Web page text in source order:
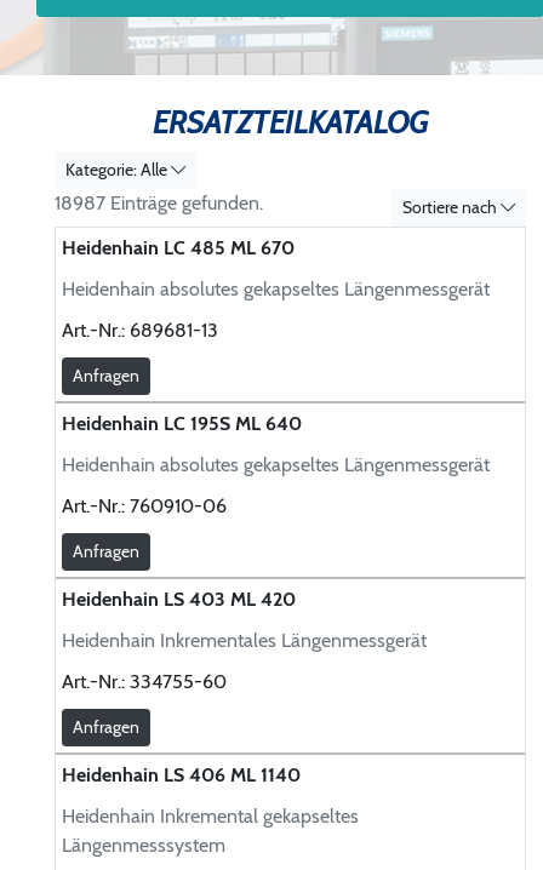
ERSATZTEILKATALOG
Kategorie: Alle
18987 Einträge gefunden. Sortiere nach
Heidenhain LC 485 ML 670
Heidenhain absolutes gekapseltes Längenmessgerät
Art.-Nr.: 689681-13
Anfragen
Heidenhain LC 195S ML 640
Heidenhain absolutes gekapseltes Längenmessgerät
Art.-Nr.: 760910-06
Anfragen
Heidenhain LS 403 ML 420
Heidenhain Inkrementales Längenmessgerät
Art.-Nr.: 334755-60
Anfragen
Heidenhain LS 406 ML 1140
Heidenhain Inkremental gekapseltes
Längenmesssystem